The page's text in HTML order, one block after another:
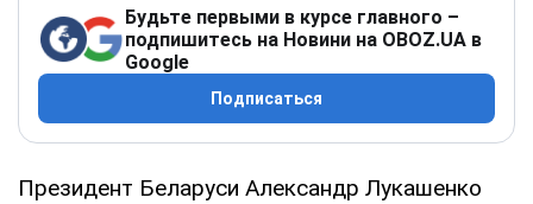
Будьте первыми в курсе главного –
подпишитесь на Новини на OBOZ.UA в
Google
Подписаться
Президент Беларуси Александр Лукашенко